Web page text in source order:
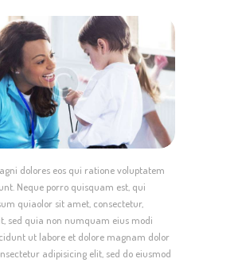
dolores eos qui ratione voluptatem
Neque porro quisquam est, qui
quiaolor sit amet, consectetur,
sed quia non numquam eius modi
ut labore et dolore magnam dolor
adipisicing elit, sed do eiusmod